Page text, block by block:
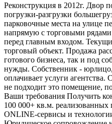
Реконструкция в 2012г. Двор
погрузки-разгрузки
парковочные места на улице
напрямую с торговыми
перед главным входом.
торговый объект. Продажа
готового бизнеса, так и под
нужды. Собственник -
оплачивает услуги
не подходит это помещение,
Ваши требования Получить
100 000+ кв.м. реализованных
ONLINE-сервисы и